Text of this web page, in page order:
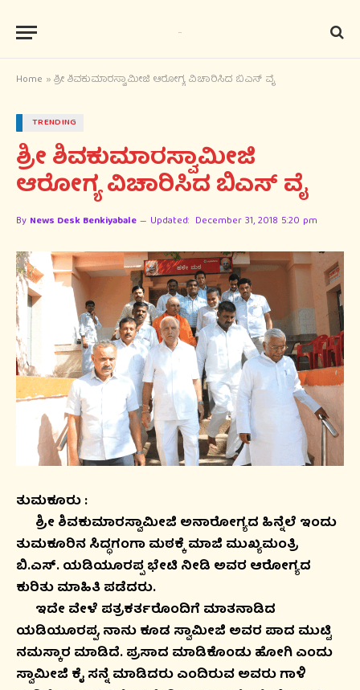
Home »ಶ್ರೀ ಶಿವಕುಮಾರಸ್ವಾಮೀಜಿ ಆರೋಗ್ಯ ವಿಚಾರಿಸಿದ ಬಿಎಸ್ ​ವೈ
TRENDING
ಶ್ರೀ ಶಿವಕುಮಾರಸ್ವಾಮೀಜಿ
ಆರೋಗ್ಯ ವಿಚಾರಿಸಿದ ಬಿಎಸ್ ​ವೈ
By News Desk Benkiyabale Updated: December 31, 2018 5:20 pm
ತುಮಕೂರು :
ಶ್ರೀ ಶಿವಕುಮಾರಸ್ವಾಮೀಜಿ ಅನಾರೋಗ್ಯದ ಹಿನ್ನೆಲೆ ಇಂದು
ತುಮಕೂರಿನ ಸಿದ್ಧಗಂಗಾ ಮಠಕ್ಕೆ ಮಾಜಿ ಮುಖ್ಯಮಂತ್ರಿ
ಬಿ.ಎಸ್. ಯಡಿಯೂರಪ್ಪ ಭೇಟಿ ನೀಡಿ ಅವರ ಆರೋಗ್ಯದ
ಕುರಿತು ಮಾಹಿತಿ ಪಡೆದರು.
ಇದೇ ವೇಳೆ ಪತ್ರಕರ್ತರೊಂದಿಗೆ ಮಾತನಾಡಿದ
ಯಡಿಯೂರಪ್ಪ, ನಾನು ಕೂಡ ಸ್ವಾಮೀಜಿ ಅವರ ಪಾದ ಮುಟ್ಟಿ
ನಮಸ್ಕಾರ ಮಾಡಿದೆ. ಪ್ರಸಾದ ಮಾಡಿಕೊಂಡು ಹೋಗಿ ಎಂದು
ಸ್ವಾಮೀಜಿ ಕೈ ಸನ್ನೆ ಮಾಡಿದರು ಎಂದಿರುವ ಅವರು ಗಾಳಿ